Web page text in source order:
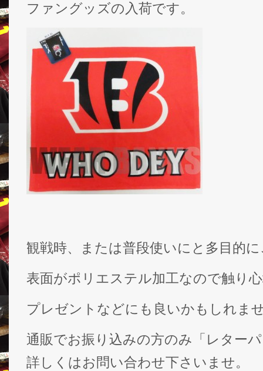
ファングッズの入荷です。
観戦時、または普段使いにと多目的
表面がポリエステル加工なので触り
プレゼントなどにも良いかもしれま
通販でお振り込みの方のみ「レター
詳しくはお問い合わせ下さいませ。